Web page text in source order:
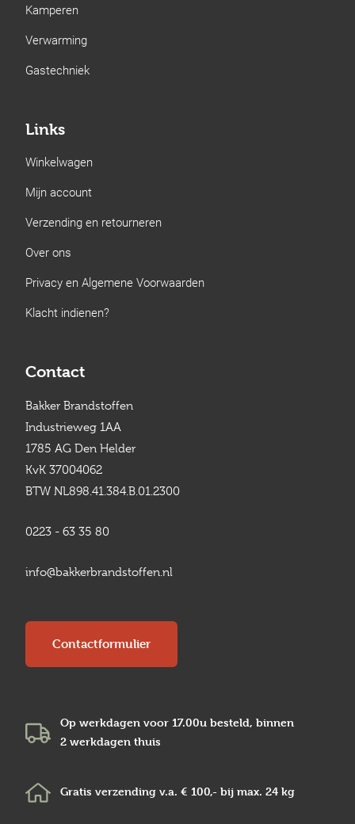
Kamperen
Verwarming
Gastechniek
Links
Winkelwagen
Mijn account
Verzending en retourneren
Over ons
Privacy en Algemene Voorwaarden
Klacht indienen?
Contact
Bakker Brandstoffen
Industrieweg 1AA
1785 AG Den Helder
KvK 37004062
BTW NL898.41.384.B.01.2300
0223 - 63 35 80
info@bakkerbrandstoffen.nl
Contactformulier
Op werkdagen voor 17.00u besteld, binnen
2 werkdagen thuis
Gratis verzending v.a. € 100,- bij max. 24 kg